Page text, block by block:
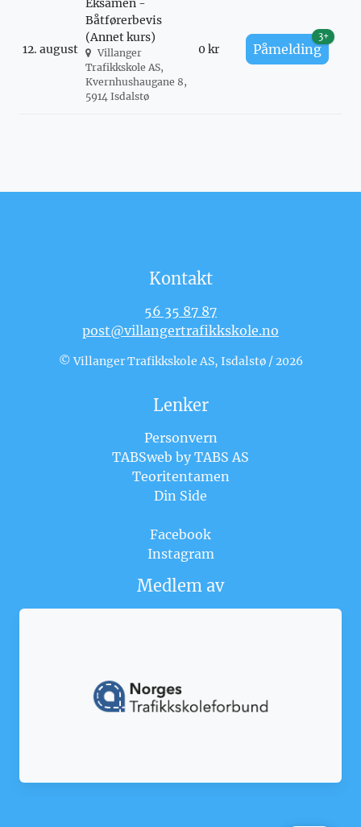
12. august
Eksamen -
Båtførerbevis
(Annet kurs)
Villanger
Trafikkskole AS,
Kvernhushaugane 8,
5914 Isdalstø
0 kr Påmelding
3+
Kontakt
56 35 87 87
post@villangertrafikkskole.no
© Villanger Trafikkskole AS, Isdalstø / 2026
Lenker
Personvern
TABSweb by TABS AS
Teoritentamen
Din Side
Facebook
Instagram
Medlem av